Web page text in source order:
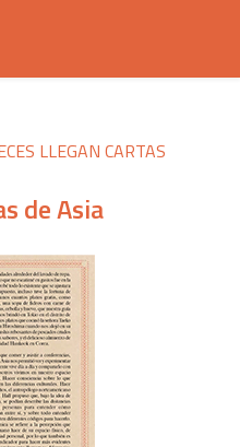
LLEGAN CARTAS
de Asia